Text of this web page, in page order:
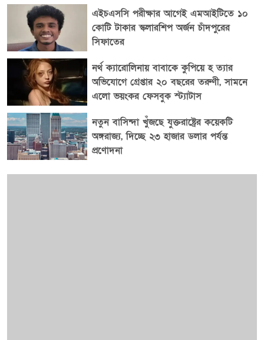
দেওয়া হয়।
এইচএসসি পরীক্ষার আগেই এমআইটিতে ১০
কোটি টাকার স্কলারশিপ অর্জন চাঁদপুরের
সিফাতের
নর্থ ক্যারোলিনায় বাবাকে কুপিয়ে হ ত্যার
অভিযোগে গ্রেপ্তার ২০ বছরের তরুণী, সামনে
এলো ভয়ংকর ফেসবুক স্ট্যাটাস
নতুন বাসিন্দা খুঁজছে যুক্তরাষ্ট্রের কয়েকটি
অঙ্গরাজ্য, দিচ্ছে ২৩ হাজার ডলার পর্যন্ত
প্রণোদনা